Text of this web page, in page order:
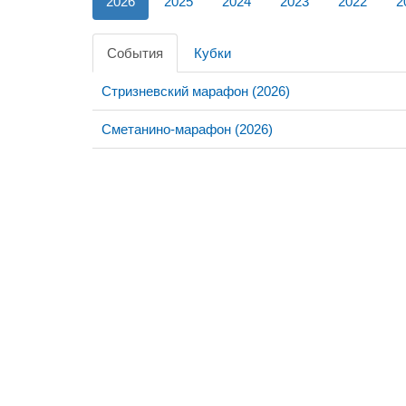
События Кубки
Стризневский марафон (2026)
Сметанино-марафон (2026)